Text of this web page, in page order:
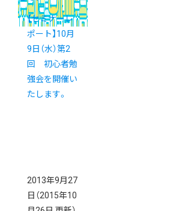
【セミナーレ
ポート】10月
9日（水）第2
回 初心者勉
強会を開催い
たします。
2013年9月27
日 （2015年10